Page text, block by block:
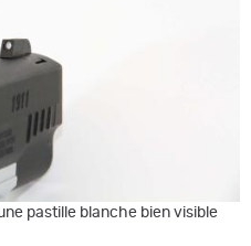
pastille blanche bien visible